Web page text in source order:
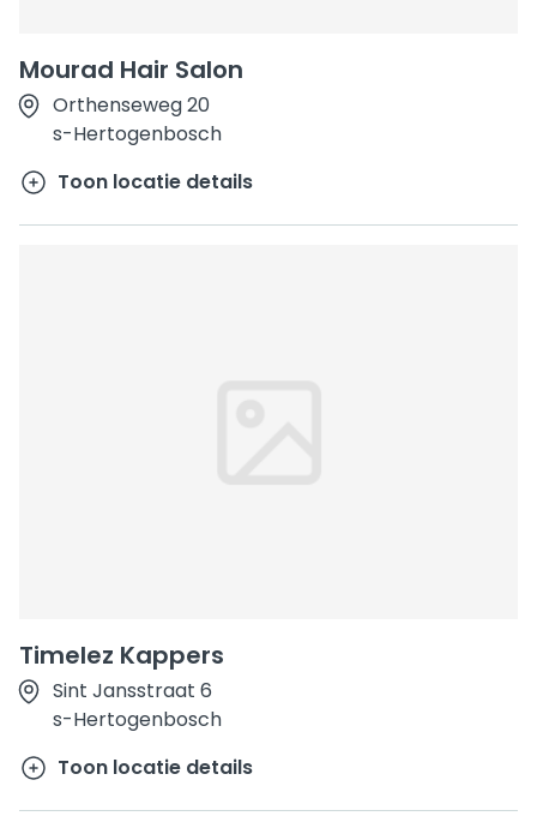
Mourad Hair Salon
Orthenseweg 20
s-Hertogenbosch
Toon locatie details
Timelez Kappers
Sint Jansstraat 6
s-Hertogenbosch
Toon locatie details